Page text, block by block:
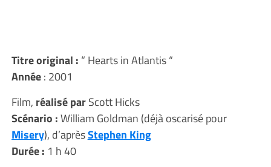
Titre original : “ Hearts in Atlantis “
Année: 2001
Film, réalisé parScott Hicks
Scénario :William Goldman (déjà oscarisé pour
Misery), d’aprèsStephen King
Durée : 1 h 40